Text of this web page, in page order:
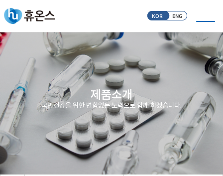
KOR ENG
제품소개
국민건강을 위한 변함없는 노력으로 함께 하겠습니다.